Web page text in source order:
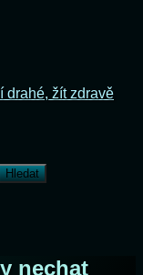
drahé, žít zdravě
nechat